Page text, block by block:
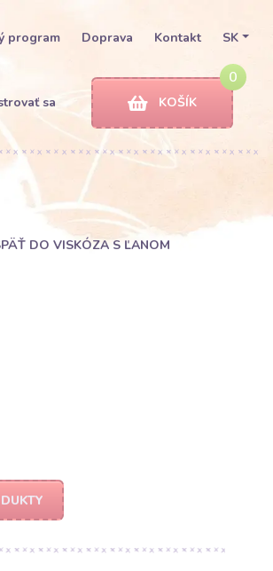
program Doprava Kontakt SK
sa
0
KOŠÍK
DO VISKÓZA S ĽANOM